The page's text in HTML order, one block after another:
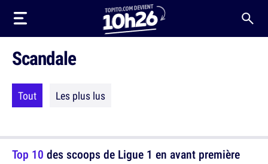
Scandale
Tout Les plus lus
Top 10 des scoops de Ligue 1 en avant première